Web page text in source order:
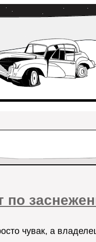
чувак, а